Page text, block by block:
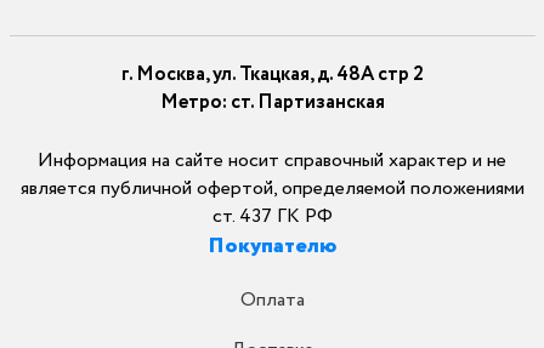
г. Москва, ул. Ткацкая, д. 48А стр 2
Метро: ст. Партизанская
Информация на сайте носит справочный характер и не
является публичной офертой, определяемой положениями
ст. 437 ГК РФ
Покупателю
Оплата